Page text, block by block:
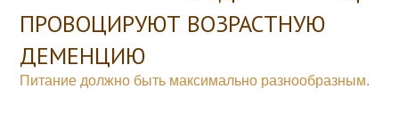
ПРОВОЦИРУЮТ ВОЗРАСТНУЮ
ДЕМЕНЦИЮ
Питание должно быть максимально разнообразным.